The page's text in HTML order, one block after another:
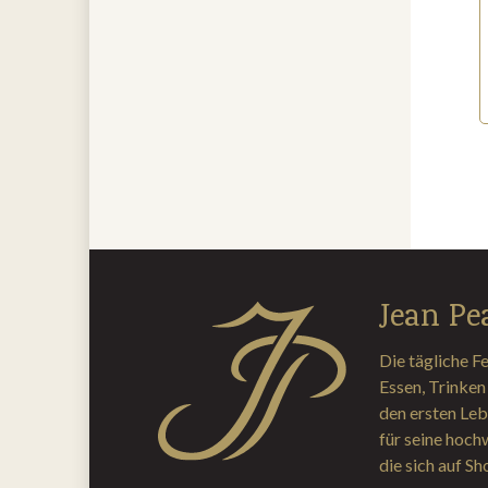
Jean
Die tägliche
Essen,
den ersten
für seine
die sich auf